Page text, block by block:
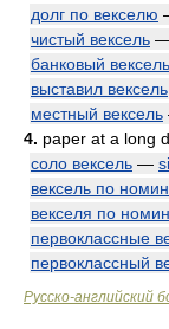
долг по векселю
чистый вексель
банковый вексель
выставил вексель
местный вексель
4. paper at a long
соло вексель —
вексель по
векселя по
первоклассные
первоклассный
Русско-английский